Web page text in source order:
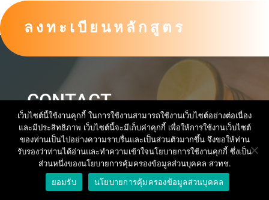
ลงทะเบียนหลักสูตร
CONTACT
PHONE & E-MAIL
สถาบันพัฒนาบุคลากรแห่งอนาคต
(Career for the Future Academy)
เว็บไซต์นี้ใช้งานคุกกี้ ในการใช้งานสามารถใช้งานเว็บไซต์อย่างต่อเนื่อง
และมีประสิทธิภาพ เว็บไซต์นี้จะมีเก็บค่าคุกกี้ เพื่อให้การใช้งานเว็บไซต์
ของท่านเป็นไปอย่างความราบรื่นและเป็นส่วนตัวมากขึ้น จึงขอให้ท่าน
รับรองว่าท่านได้อ่านและทำความเข้าใจนโยบายการใช้งานคุกกี้ ซึ่งเป็น
ส่วนหนึ่งของนโยบายการคุ้มครองข้อมูลส่วนบุคคล สวทช.
ยอมรับ
นโยบายการคุ้มครองข้อมูลส่วนบุคคล